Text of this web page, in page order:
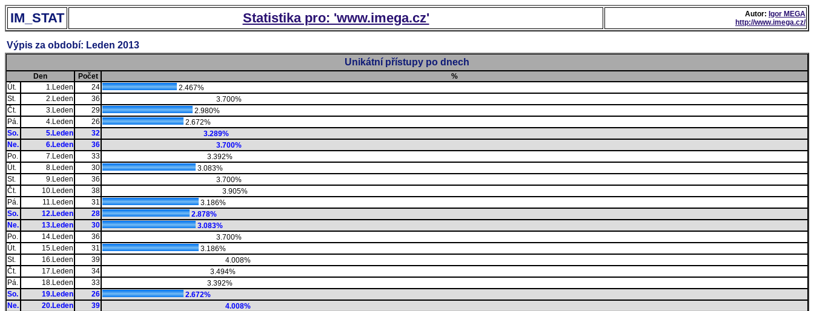
IM_STAT Statistika pro: 'www.imega.cz' Autor: Igor MEGA
http://www.imega.cz/
Výpis za období: Leden 2013
Unikátní přístupy po dnech
Den Počet
%
Út.
1.Leden 24
2.467%
St.
2.Leden 36
3.700%
Čt.
3.Leden 29
2.980%
Pá.
4.Leden 26
2.672%
So.
5.Leden 32
3.289%
Ne.
6.Leden 36
3.700%
Po.
7.Leden 33
3.392%
Út.
8.Leden 30
3.083%
St.
9.Leden 36
3.700%
Čt.
10.Leden 38
3.905%
Pá.
11.Leden 31
3.186%
So.
12.Leden 28
2.878%
Ne.
13.Leden 30
3.083%
Po.
14.Leden 36
3.700%
Út.
15.Leden 31
3.186%
St.
16.Leden 39
4.008%
Čt.
17.Leden 34
3.494%
Pá.
18.Leden 33
3.392%
So.
19.Leden 26
2.672%
Ne.
20.Leden 39
4.008%